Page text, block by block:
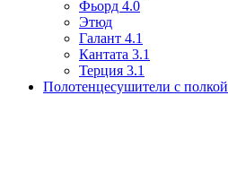
Фьорд 4.0
Этюд
Галант 4.1
Кантата 3.1
Терция 3.1
Полотенцесушители с полкой